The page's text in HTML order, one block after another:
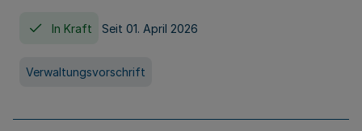
In Kraft Seit 01. April 2026
Verwaltungsvorschrift